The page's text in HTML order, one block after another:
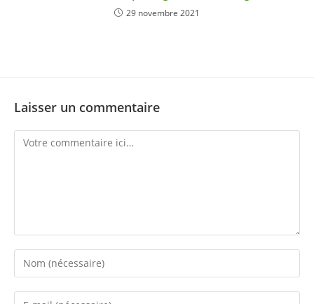
29 novembre 2021
Laisser un commentaire